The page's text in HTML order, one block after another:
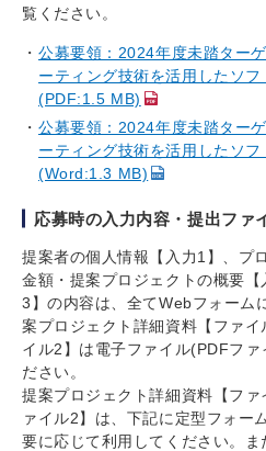
覧ください。
公募要領：2024年度未踏ター
ーティング技術を活用したソ
(PDF:1.5 MB)
公募要領：2024年度未踏ター
ーティング技術を活用したソ
(Word:1.3 MB)
応募時の入力内容・提出ファ
提案者の個人情報【入力1】、プ
金額・提案プロジェクトの概要
3】の内容は、全てWebフォーム
案プロジェクト詳細資料【ファ
イル2】は電子ファイル(PDFファ
ださい。
提案プロジェクト詳細資料【フ
ァイル2】は、下記に定型フォー
要に応じて利用してください。